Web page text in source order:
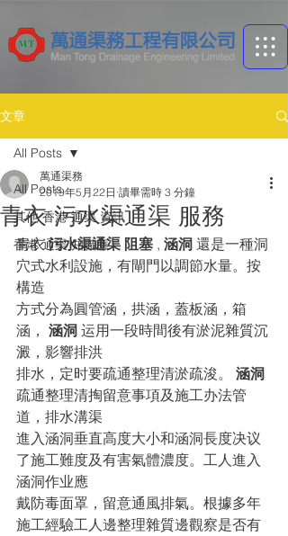
文章
All Posts
其他 香港 通渠 資訊
香港 通渠 ​知識庫
All Posts
青衣 污水渠通渠 服務
萬通渠務
2019年5月22日 讀畢需時 3 分鐘
青衣 污水渠通渠 阻塞 , 涵洞 還是一種洞
穴式水利設施，有閘門以調節水量。按
構造
方式分為圓管涵，拱涵，蓋板涵，箱
涵， 涵洞 运用一段時間後有淤泥雜質沉
澱，影響排洪
排水，定时要疏通整理清淤疏浚。 涵洞
疏通整理清掏留意事項及施工办法管
道，排水溝渠
進入涵洞垂直高度大小和涵洞長度决议
了施工難度及有害氣體濃度。工人進入
涵洞作业應
戴防毒面罩，留意通風排氣。根據多年
施工經驗工人邊整理雜質邊觀察是否有